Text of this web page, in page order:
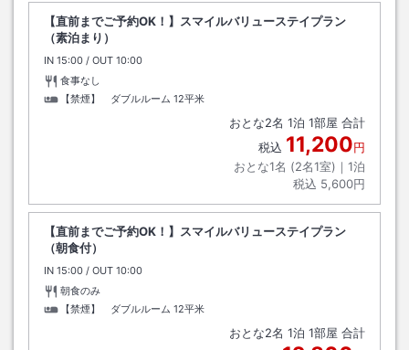
【直前までご予約OK！】スマイルバリューステイプラン
（素泊まり）
IN チェックイン
15:00 / OUT チェックアウト
10:00
食事なし
【禁煙】 ダブルルーム 12平米
おとな2名 1泊 1部屋 合計
税込 11,200円
おとな1名 (2名1室)｜ 1泊
税込 5,600円
【直前までご予約OK！】スマイルバリューステイプラン
（朝食付）
IN チェックイン
15:00 / OUT チェックアウト
10:00
朝食のみ
【禁煙】 ダブルルーム 12平米
おとな2名 1泊 1部屋 合計